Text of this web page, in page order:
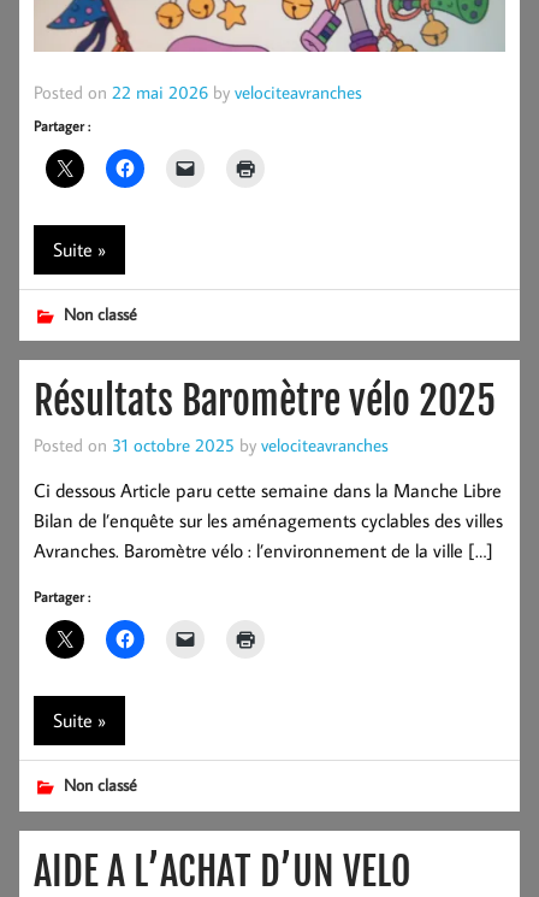
Posted on 22 mai 2026 by velociteavranches
Partager :
Suite »
Non classé
Résultats Baromètre vélo 2025
Posted on 31 octobre 2025 by velociteavranches
Ci dessous Article paru cette semaine dans la Manche Libre
Bilan de l’enquête sur les aménagements cyclables des villes
Avranches. Baromètre vélo : l’environnement de la ville […]
Partager :
Suite »
Non classé
AIDE A L’ACHAT D’UN VELO